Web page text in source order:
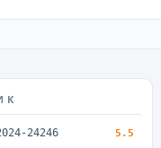
К
24246 5.5